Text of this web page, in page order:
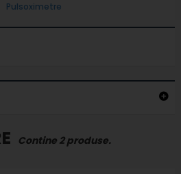
Pulsoximetre
Contine 2 produse.